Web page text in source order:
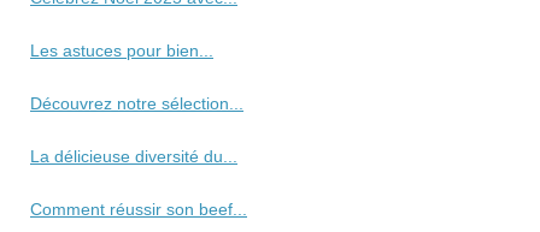
Les astuces pour bien...
Découvrez notre sélection...
La délicieuse diversité du...
Comment réussir son beef...